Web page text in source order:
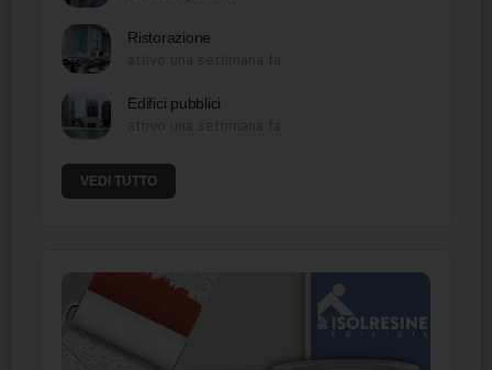
Ristorazione
Edifici pubblici
VEDI TUTTO